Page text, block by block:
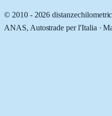
© 2010 - 2026
ANAS, Autostrade per l'Italia ·